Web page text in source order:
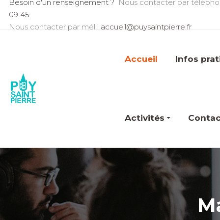
Besoin d'un renseignement ? Nous contacter par
09 45
Nous contacter par mél : accueil@puysaintpierre.fr
Accueil Infos
Activités